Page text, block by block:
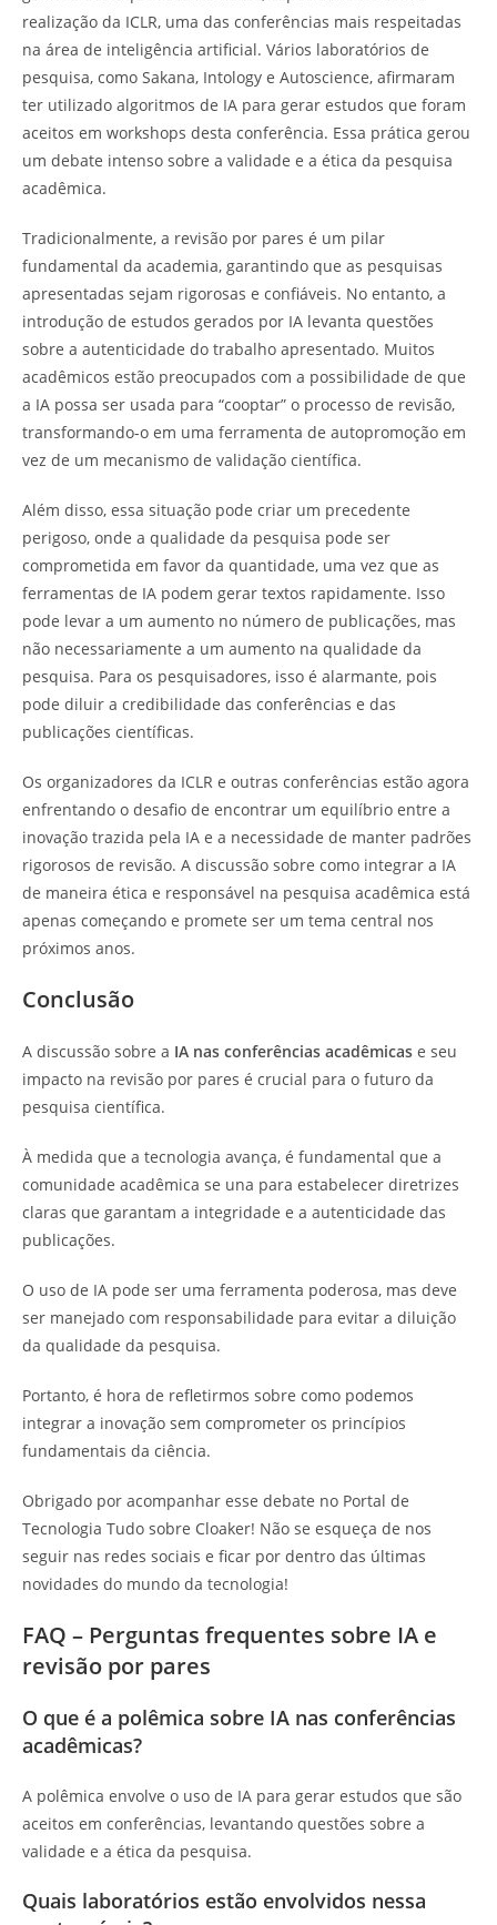
realização da ICLR, uma das conferências mais respeitadas
na área de inteligência artificial. Vários laboratórios de
pesquisa, como Sakana, Intology e Autoscience, afirmaram
ter utilizado algoritmos de IA para gerar estudos que foram
aceitos em workshops desta conferência. Essa prática gerou
um debate intenso sobre a validade e a ética da pesquisa
acadêmica.
Tradicionalmente, a revisão por pares é um pilar
fundamental da academia, garantindo que as pesquisas
apresentadas sejam rigorosas e confiáveis. No entanto, a
introdução de estudos gerados por IA levanta questões
sobre a autenticidade do trabalho apresentado. Muitos
acadêmicos estão preocupados com a possibilidade de que
a IA possa ser usada para “cooptar” o processo de revisão,
transformando-o em uma ferramenta de autopromoção em
vez de um mecanismo de validação científica.
Além disso, essa situação pode criar um precedente
perigoso, onde a qualidade da pesquisa pode ser
comprometida em favor da quantidade, uma vez que as
ferramentas de IA podem gerar textos rapidamente. Isso
pode levar a um aumento no número de publicações, mas
não necessariamente a um aumento na qualidade da
pesquisa. Para os pesquisadores, isso é alarmante, pois
pode diluir a credibilidade das conferências e das
publicações científicas.
Os organizadores da ICLR e outras conferências estão agora
enfrentando o desafio de encontrar um equilíbrio entre a
inovação trazida pela IA e a necessidade de manter padrões
rigorosos de revisão. A discussão sobre como integrar a IA
de maneira ética e responsável na pesquisa acadêmica está
apenas começando e promete ser um tema central nos
próximos anos.
Conclusão
A discussão sobre a IA nas conferências acadêmicas e seu
impacto na revisão por pares é crucial para o futuro da
pesquisa científica.
À medida que a tecnologia avança, é fundamental que a
comunidade acadêmica se una para estabelecer diretrizes
claras que garantam a integridade e a autenticidade das
publicações.
O uso de IA pode ser uma ferramenta poderosa, mas deve
ser manejado com responsabilidade para evitar a diluição
da qualidade da pesquisa.
Portanto, é hora de refletirmos sobre como podemos
integrar a inovação sem comprometer os princípios
fundamentais da ciência.
Obrigado por acompanhar esse debate no Portal de
Tecnologia Tudo sobre Cloaker! Não se esqueça de nos
seguir nas redes sociais e ficar por dentro das últimas
novidades do mundo da tecnologia!
FAQ – Perguntas frequentes sobre IA e
revisão por pares
O que é a polêmica sobre IA nas conferências
acadêmicas?
A polêmica envolve o uso de IA para gerar estudos que são
aceitos em conferências, levantando questões sobre a
validade e a ética da pesquisa.
Quais laboratórios estão envolvidos nessa